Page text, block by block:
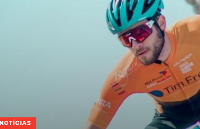
NOTÍCIAS